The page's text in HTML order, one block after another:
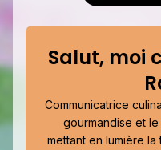
Salut, moi
Communicatrice
gourmandise et
mettant en lumière